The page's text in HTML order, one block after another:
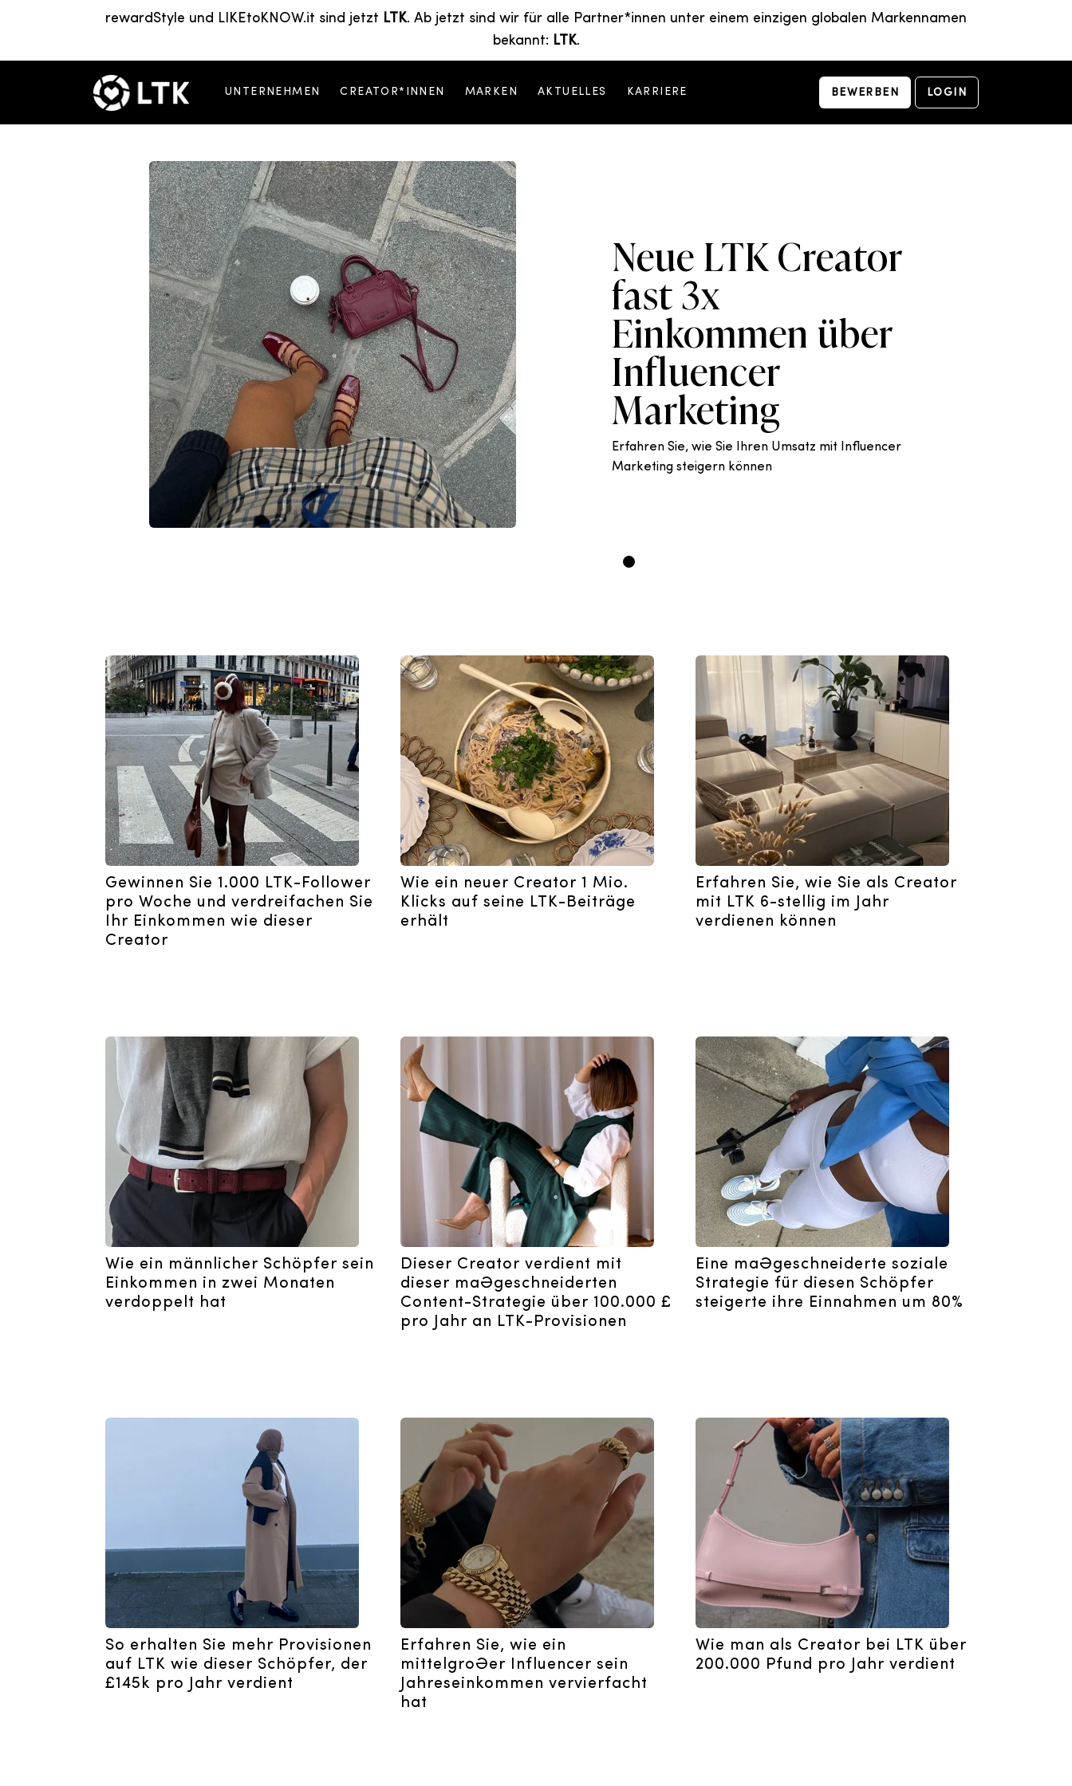
rewardStyle und LIKEtoKNOW.it sind jetzt LTK. Ab jetzt sind wir für alle Partner*innen unter einem einzigen globalen Markennamen
bekannt: LTK.
UNTERNEHMEN CREATOR*INNEN MARKEN AKTUELLES KARRIERE BEWERBEN LOGIN
Neue LTK Creator
fast 3x
Einkommen über
Influencer
Marketing
Erfahren Sie, wie Sie Ihren Umsatz mit Influencer
Marketing steigern können
Gewinnen Sie 1.000 LTK-Follower
pro Woche und verdreifachen Sie
Ihr Einkommen wie dieser
Creator
Wie ein neuer Creator 1 Mio.
Klicks auf seine LTK-Beiträge
erhält
Erfahren Sie, wie Sie als Creator
mit LTK 6-stellig im Jahr
verdienen können
Wie ein männlicher Schöpfer sein
Einkommen in zwei Monaten
verdoppelt hat
Dieser Creator verdient mit
dieser maßgeschneiderten
Content-Strategie über 100.000 £
pro Jahr an LTK-Provisionen
Eine maßgeschneiderte soziale
Strategie für diesen Schöpfer
steigerte ihre Einnahmen um 80%
So erhalten Sie mehr Provisionen
auf LTK wie dieser Schöpfer, der
£145k pro Jahr verdient
Erfahren Sie, wie ein
mittelgroßer Influencer sein
Jahreseinkommen vervierfacht
hat
Wie man als Creator bei LTK über
200.000 Pfund pro Jahr verdient